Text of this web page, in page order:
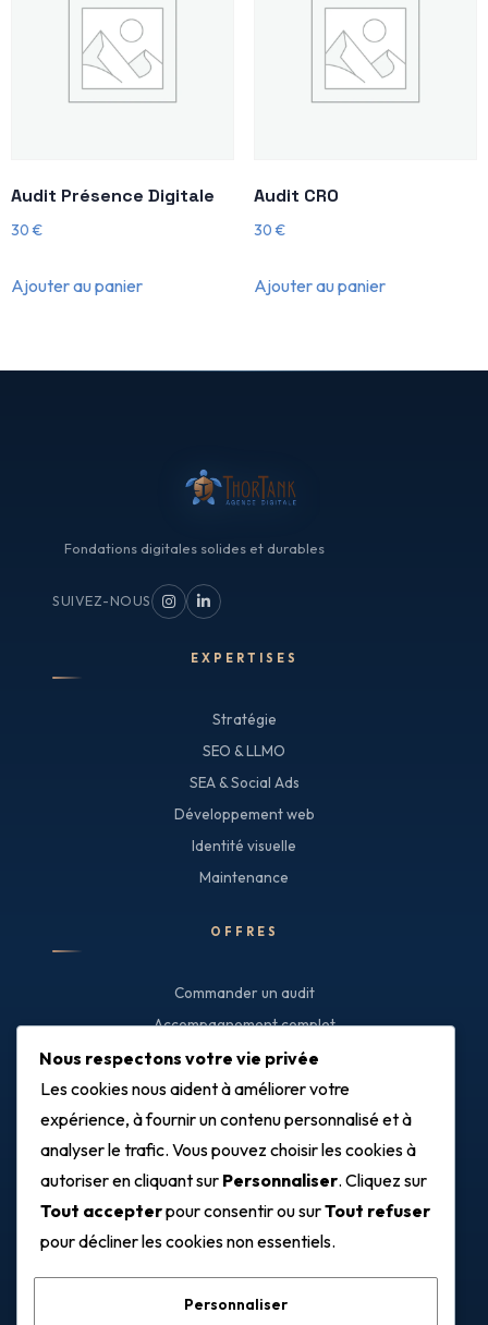
Audit Présence Digitale
30€
Ajouter au panier
Audit CRO
30€
Ajouter au panier
Fondations digitales solides et durables
SUIVEZ-NOUS
EXPERTISES
Stratégie
SEO & LLMO
SEA & Social Ads
Développement web
Identité visuelle
Maintenance
OFFRES
Commander un audit
Accompagnement complet
Interventions ciblées
Estimer mon budget
INFORMATIONS
À propos
Nos références
Prendre RDV
Nous respectons votre vie privée
Les cookies nous aident à améliorer votre
expérience, à fournir un contenu personnalisé et à
analyser le trafic. Vous pouvez choisir les cookies à
autoriser en cliquant sur Personnaliser. Cliquez sur
Tout accepterpour consentir ou surTout refuser
pour décliner les cookies non essentiels.
Personnaliser